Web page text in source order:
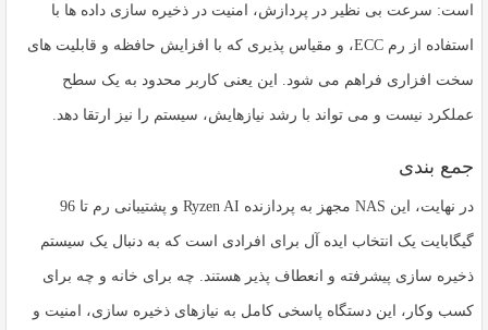
است: سرعت بی نظیر در پردازش، امنیت در ذخیره سازی داده ها با
استفاده از رم ECC، و مقیاس پذیری که با افزایش حافظه و قابلیت های
سخت افزاری فراهم می شود. این یعنی کاربر محدود به یک سطح
عملکرد نیست و می تواند با رشد نیازهایش، سیستم را نیز ارتقا دهد.
جمع بندی
در نهایت، این NAS مجهز به پردازنده Ryzen AI و پشتیبانی رم تا 96
گیگابایت یک انتخاب ایده آل برای افرادی است که به دنبال یک سیستم
ذخیره سازی پیشرفته و انعطاف پذیر هستند. چه برای خانه و چه برای
کسب وکار، این دستگاه پاسخی کامل به نیازهای ذخیره سازی، امنیت و